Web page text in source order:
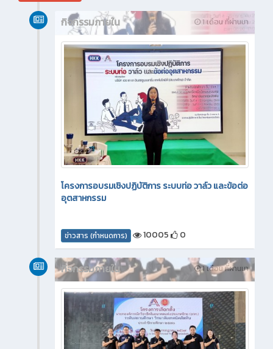
1 เดือน ที่ผ่านมา
กิจกรรมภายใน
โครงการอบรมเชิงปฏิบัติการ ระบบท่อ วาล์ว และข้อต่อ
อุตสาหกรรม
ข่าวสาร (กำหนดการ) 10005 0
1 เดือน ที่ผ่านมา
กิจกรรมภายใน